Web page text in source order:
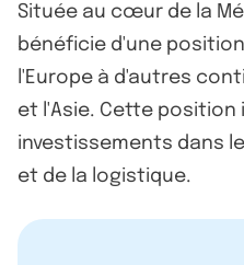
Située au cœur de la
bénéficie d'une
l'Europe à d'autres
et l'Asie. Cette position
investissements dans
et de la logistique.